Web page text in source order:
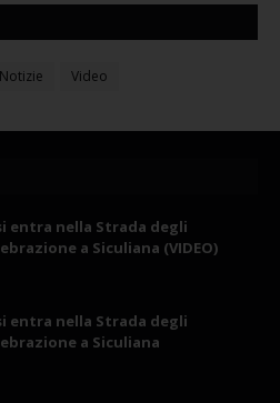
Notizie Video
entra nella Strada degli
a Siculiana (VIDEO)
entra nella Strada degli
a Siculiana